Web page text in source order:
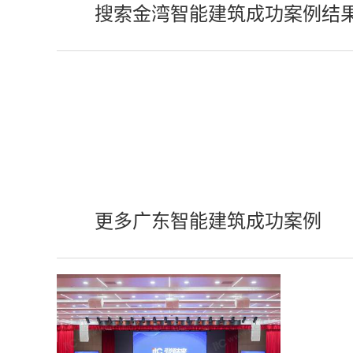
搜索金湾智能建筑成功案例结
更多广东智能建筑成功案例